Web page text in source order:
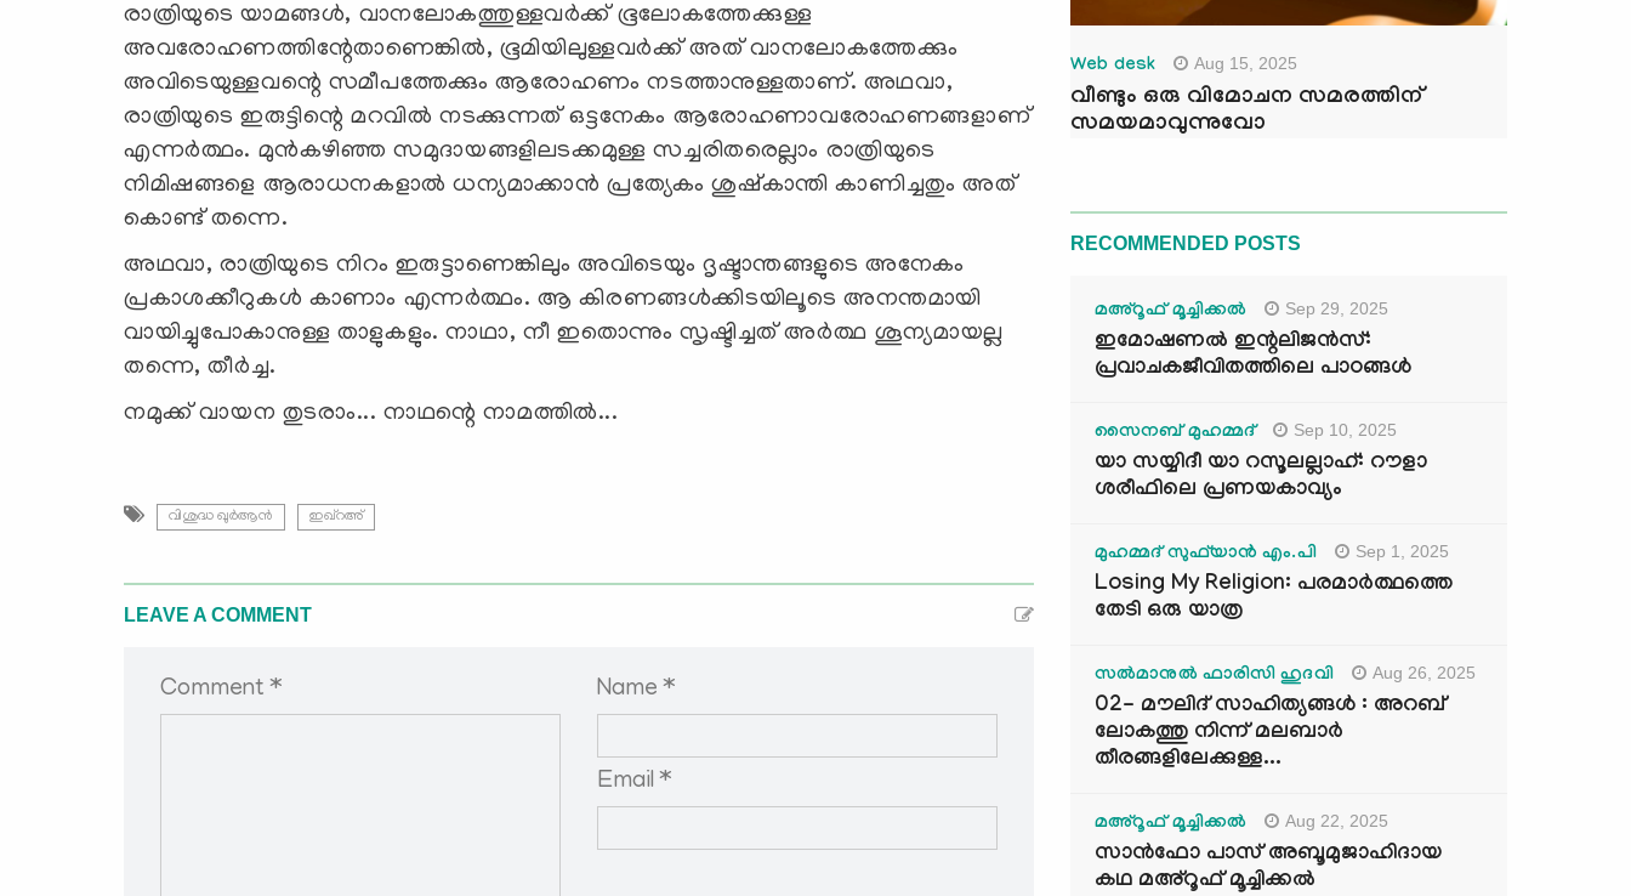
രാത്രിയുടെ യാമങ്ങള്‍, വാനലോകത്തുള്ളവര്‍ക്ക് ഭൂലോകത്തേക്കുള്ള
അവരോഹണത്തിന്റേതാണെങ്കില്‍, ഭൂമിയിലുള്ളവര്‍ക്ക് അത് വാനലോകത്തേക്കും
അവിടെയുള്ളവന്റെ സമീപത്തേക്കും ആരോഹണം നടത്താനുള്ളതാണ്. അഥവാ,
രാത്രിയുടെ ഇരുട്ടിന്റെ മറവില്‍ നടക്കുന്നത് ഒട്ടനേകം ആരോഹണാവരോഹണങ്ങളാണ്
എന്നര്‍ത്ഥം. മുന്‍കഴിഞ്ഞ സമുദായങ്ങളിലടക്കമുള്ള സച്ചരിതരെല്ലാം രാത്രിയുടെ
നിമിഷങ്ങളെ ആരാധനകളാല്‍ ധന്യമാക്കാന്‍ പ്രത്യേകം ശുഷ്കാന്തി കാണിച്ചതും അത്
കൊണ്ട് തന്നെ.
അഥവാ, രാത്രിയുടെ നിറം ഇരുട്ടാണെങ്കിലും അവിടെയും ദൃഷ്ടാന്തങ്ങളുടെ അനേകം
പ്രകാശക്കീറുകള്‍ കാണാം എന്നര്‍ത്ഥം. ആ കിരണങ്ങള്‍ക്കിടയിലൂടെ അനന്തമായി
വായിച്ചുപോകാനുള്ള താളുകളും. നാഥാ, നീ ഇതൊന്നും സൃഷ്ടിച്ചത് അര്‍ത്ഥ ശൂന്യമായല്ല
തന്നെ, തീര്‍ച്ച.
നമുക്ക് വായന തുടരാം... നാഥന്റെ നാമത്തില്‍...
വിശുദ്ധ ഖുര്‍ആന്‍ ഇഖ്റഅ്
LEAVE A COMMENT
Comment * Name *
Email *
Web desk Aug 15, 2025
വീണ്ടും ഒരു വിമോചന സമരത്തിന്
സമയമാവുന്നുവോ
RECOMMENDED POSTS
മഅ്റൂഫ് മൂച്ചിക്കല്‍ Sep 29, 2025
ഇമോഷണൽ ഇന്റലിജൻസ്:
പ്രവാചകജീവിതത്തിലെ പാഠങ്ങൾ
സൈനബ് മുഹമ്മദ് Sep 10, 2025
യാ സയ്യിദീ യാ റസൂലല്ലാഹ്: റൗളാ
ശരീഫിലെ പ്രണയകാവ്യം
മുഹമ്മദ് സുഫ്‌യാൻ എം.പി Sep 1, 2025
Losing My Religion: പരമാർത്ഥത്തെ
തേടി ഒരു യാത്ര
സൽമാനുൽ ഫാരിസി ഹുദവി Aug 26, 2025
02- മൗലിദ് സാഹിത്യങ്ങൾ : അറബ്
ലോകത്തു നിന്ന് മലബാർ
തീരങ്ങളിലേക്കുള്ള...
മഅ്റൂഫ് മൂച്ചിക്കല്‍ Aug 22, 2025
സാൻഫോ പാസ് അബൂമുജാഹിദായ
കഥ മഅ്റൂഫ് മൂച്ചിക്കല്‍